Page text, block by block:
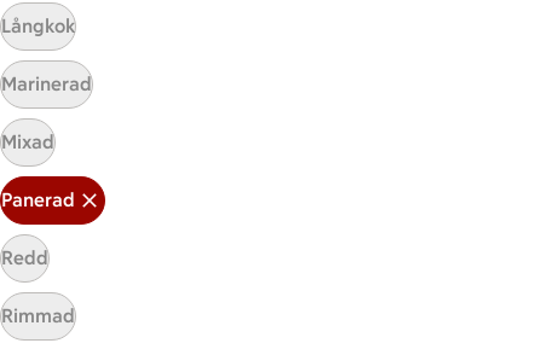
ICA Kvantum
ICA Maxi
Utvalda leverantörer
Annonsera
Jobba på ICA
Hållbarhet
ICA Stiftelsen
En god morgondag
Långkok
Marinerad
Mixad
Panerad
Redd
Rimmad